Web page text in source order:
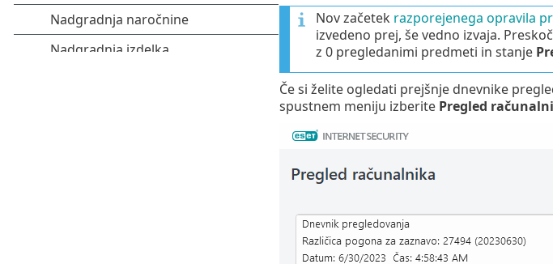
Nov začetek razporejenega opravila
izvedeno prej, še vedno izvaja.
z 0 pregledanimi predmeti in stanje
Če si želite ogledati prejšnje dnevnike
spustnem meniju izberite Pregled